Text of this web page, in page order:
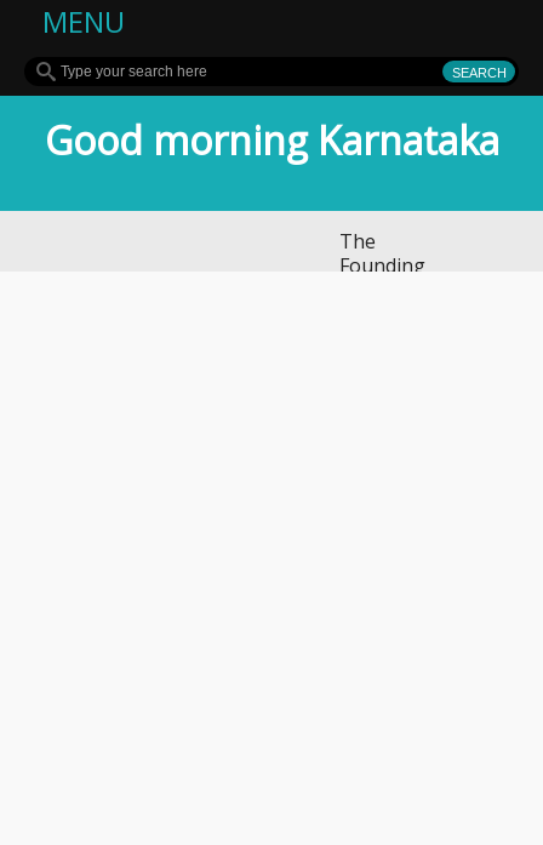
MENU
Good morning Karnataka
The
Founding